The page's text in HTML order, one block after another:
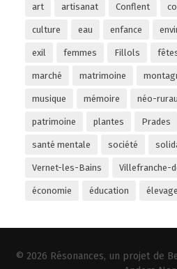
art artisanat Conflent
culture eau enfance
exil femmes Fillols
marché matrimoine
musique mémoire néo-
patrimoine plantes Prades
santé mentale société
Vernet-les-Bains Villefranche-
économie éducation élevage
© 2026 Résonances, un projet de